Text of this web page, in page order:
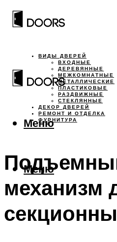
ВИДЫ ДВЕРЕЙ
ВХОДНЫЕ
ДЕРЕВЯННЫЕ
МЕЖКОМНАТНЫЕ
МЕТАЛЛИЧЕСКИЕ
ПЛАСТИКОВЫЕ
РАЗДВИЖНЫЕ
СТЕКЛЯННЫЕ
ДЕКОР ДВЕРЕЙ
РЕМОНТ И ОТДЕЛКА
ФУРНИТУРА
Меню
Меню
механизм